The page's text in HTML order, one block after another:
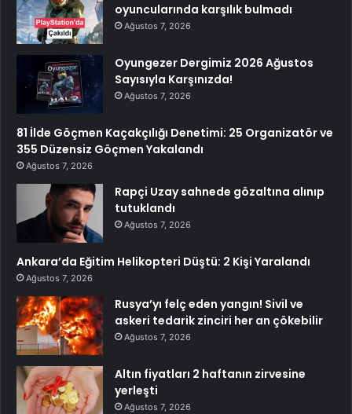
oyuncularında karşılık bulmadı
Ağustos 7, 2026
Oyungezer Dergimiz 2026 Ağustos
Sayısıyla Karşınızda!
Ağustos 7, 2026
81 İlde Göçmen Kaçakçılığı Denetimi: 25 Organizatör ve
355 Düzensiz Göçmen Yakalandı
Ağustos 7, 2026
Rapçi Uzay sahnede gözaltına alınıp
tutuklandı
Ağustos 7, 2026
Ankara’da Eğitim Helikopteri Düştü: 2 Kişi Yaralandı
Ağustos 7, 2026
Rusya’yı felç eden yangın! Sivil ve
askeri tedarik zinciri her an çökebilir
Ağustos 7, 2026
Altın fiyatları 2 haftanın zirvesine
yerleşti
Ağustos 7, 2026